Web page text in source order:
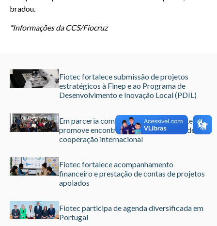
bradou.
*Informações da CCS/Fiocruz
Fiotec fortalece submissão de projetos
estratégicos à Finep e ao Programa de
Desenvolvimento e Inovação Local (PDIL)
Em parceria com a União Europeia, Fiotec
promove encontro sobre perspectivas de
cooperação internacional
Fiotec fortalece acompanhamento
financeiro e prestação de contas de projetos
apoiados
Fiotec participa de agenda diversificada em
Portugal